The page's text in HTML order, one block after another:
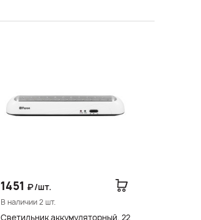
1451 ₽/шт.
В наличии 2 шт.
Светильник аккумуляторный, 22